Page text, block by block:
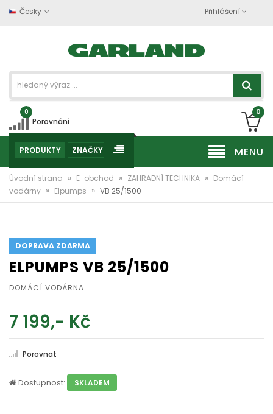
Česky Přihlášení
0
Porovnání
0
MENU
PRODUKTY ZNAČKY
Úvodní strana » E-obchod » ZAHRADNÍ TECHNIKA » Domácí
vodárny » Elpumps » VB 25/1500
DOPRAVA ZDARMA
ELPUMPS VB 25/1500
DOMÁCÍ VODÁRNA
7 199,- Kč
Porovnat
Dostupnost: SKLADEM